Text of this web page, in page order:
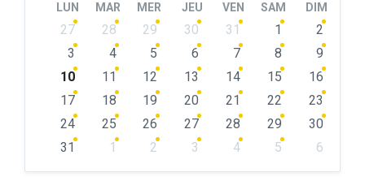
LUN MAR MER JEU VEN SAM DIM
Skip
calendar
27 28 29 30 31 1
2
3
4 5 6 7 8
9
10
11 12 13 14 15
16
17
18 19 20 21 22
23
24
25 26 27 28 29
30
31
1 2 3 4 5
6